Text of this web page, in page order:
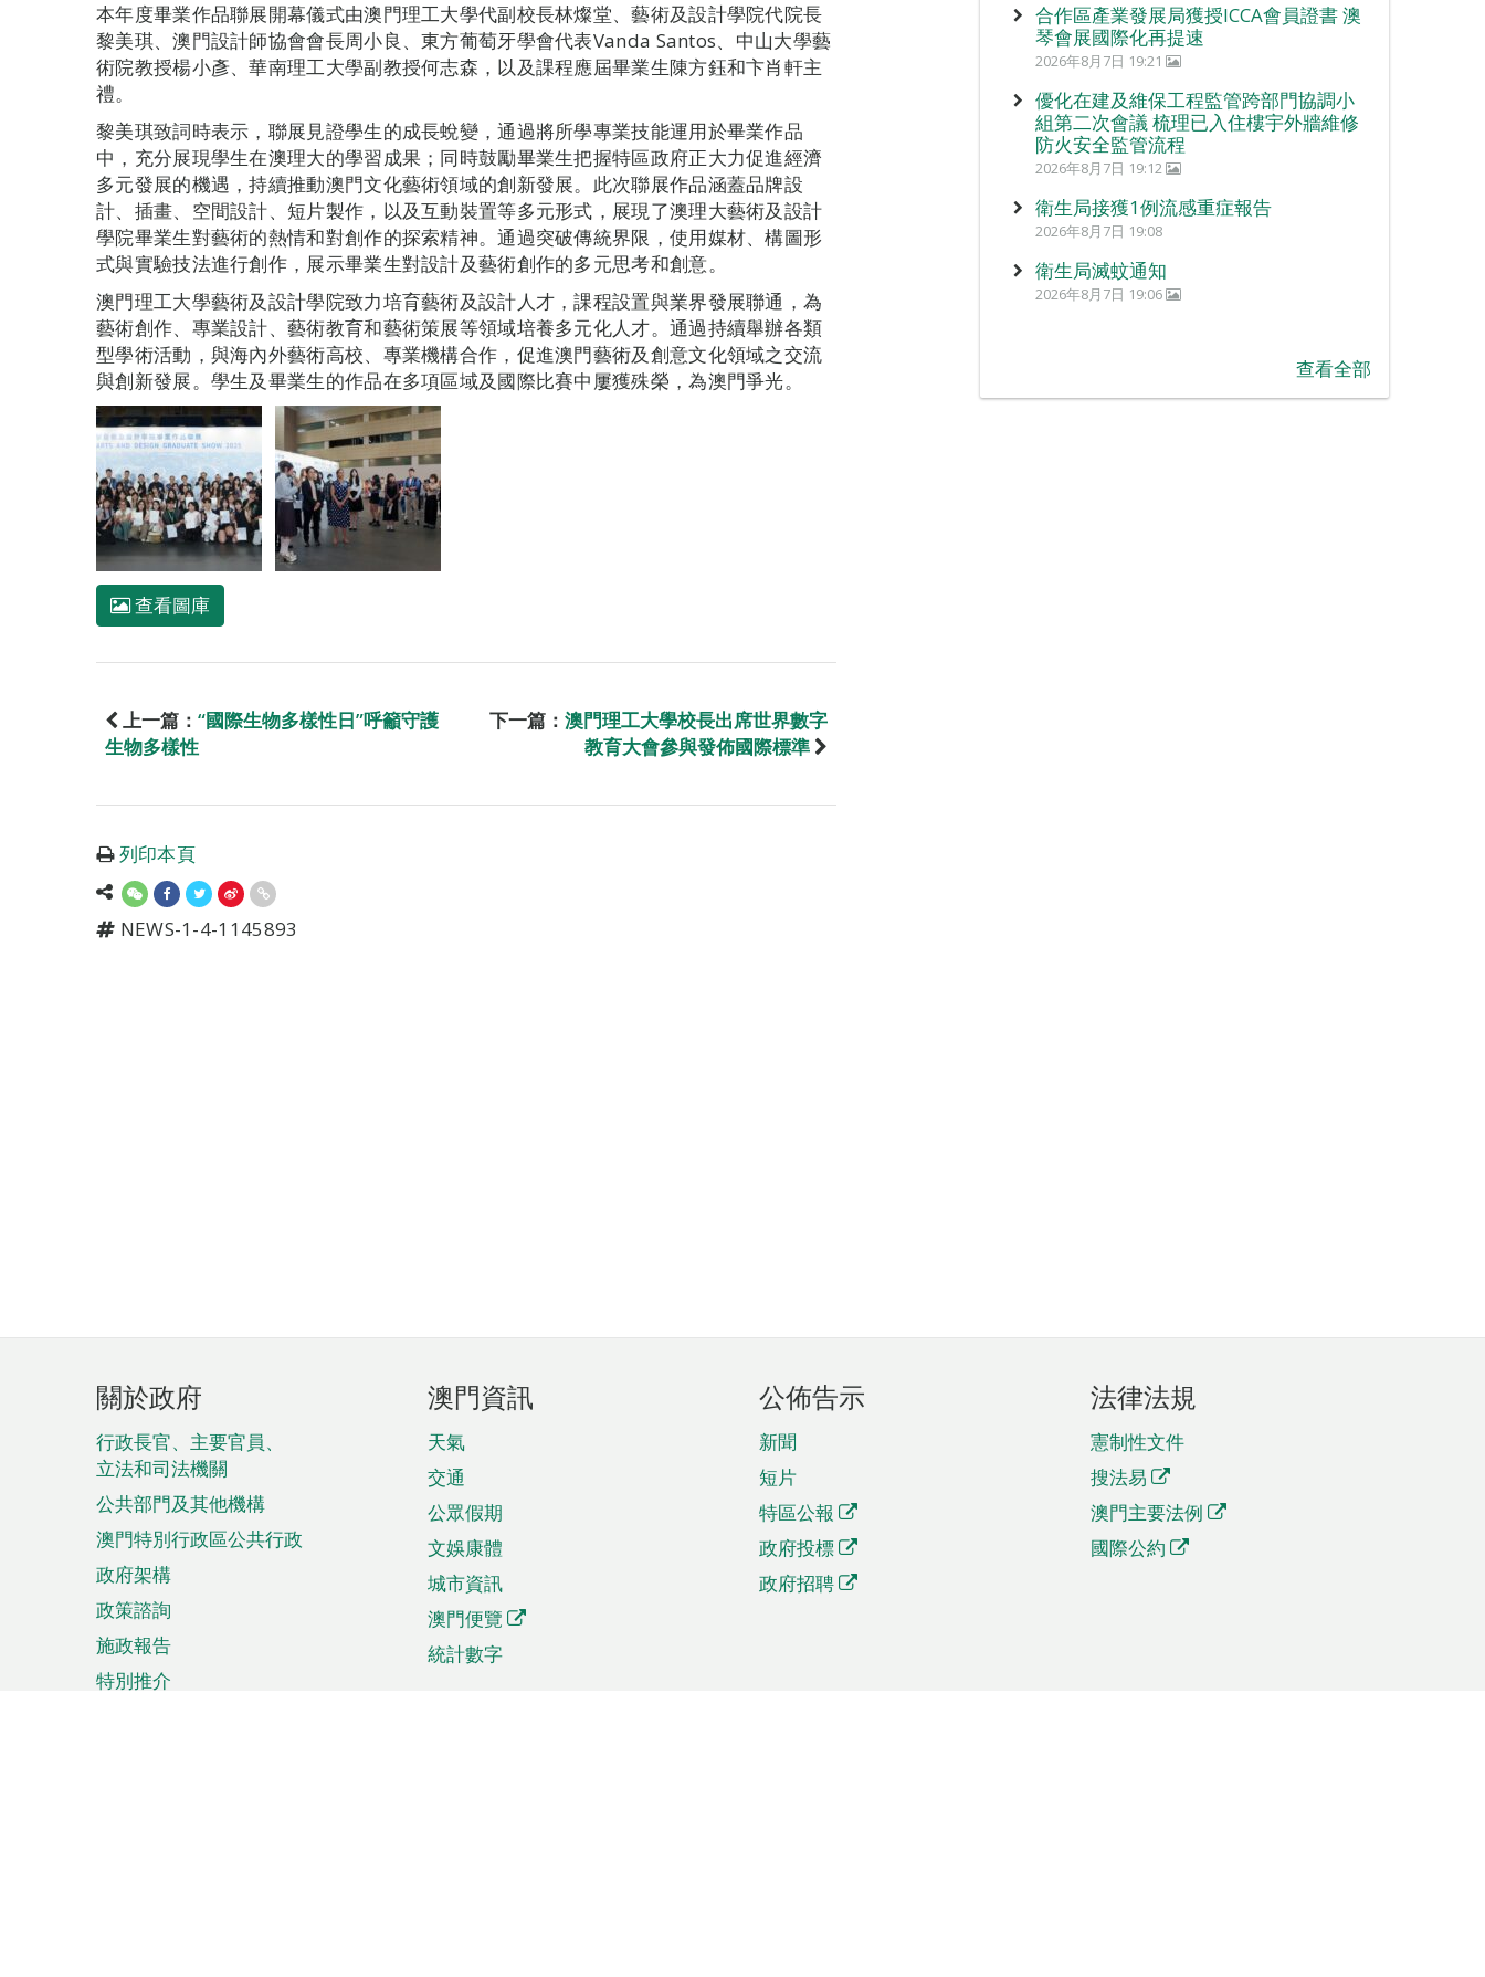
本年度畢業作品聯展開幕儀式由澳門理工大學代副校長林燦堂、藝術及設計學院代院長
黎美琪、澳門設計師協會會長周小良、東方葡萄牙學會代表Vanda Santos、中山大學藝
術院教授楊小彥、華南理工大學副教授何志森，以及課程應屆畢業生陳方鈺和卞肖軒主
禮。
黎美琪致詞時表示，聯展見證學生的成長蛻變，通過將所學專業技能運用於畢業作品
中，充分展現學生在澳理大的學習成果；同時鼓勵畢業生把握特區政府正大力促進經濟
多元發展的機遇，持續推動澳門文化藝術領域的創新發展。此次聯展作品涵蓋品牌設
計、插畫、空間設計、短片製作，以及互動裝置等多元形式，展現了澳理大藝術及設計
學院畢業生對藝術的熱情和對創作的探索精神。通過突破傳統界限，使用媒材、構圖形
式與實驗技法進行創作，展示畢業生對設計及藝術創作的多元思考和創意。
澳門理工大學藝術及設計學院致力培育藝術及設計人才，課程設置與業界發展聯通，為
藝術創作、專業設計、藝術教育和藝術策展等領域培養多元化人才。通過持續舉辦各類
型學術活動，與海內外藝術高校、專業機構合作，促進澳門藝術及創意文化領域之交流
與創新發展。學生及畢業生的作品在多項區域及國際比賽中屢獲殊榮，為澳門爭光。
查看圖庫
上一篇： “國際生物多樣性日”呼籲守護
生物多樣性
下一篇： 澳門理工大學校長出席世界數字
教育大會參與發佈國際標準
列印本頁
NEWS-1-4-1145893
合作區產業發展局獲授ICCA會員證書 澳
琴會展國際化再提速
2026年8月7日 19:21
優化在建及維保工程監管跨部門協調小
組第二次會議 梳理已入住樓宇外牆維修
防火安全監管流程
2026年8月7日 19:12
衛生局接獲1例流感重症報告
2026年8月7日 19:08
衛生局滅蚊通知
2026年8月7日 19:06
查看全部
頁
腳
菜
單
關於政府
行政長官、主要官員、
立法和司法機關
公共部門及其他機構
澳門特別行政區公共行政
政府架構
政策諮詢
施政報告
特別推介
澳門資訊
天氣
交通
公眾假期
文娛康體
城市資訊
澳門便覽
統計數字
公佈告示
新聞
短片
特區公報
政府投標
政府招聘
法律法規
憲制性文件
搜法易
澳門主要法例
國際公約